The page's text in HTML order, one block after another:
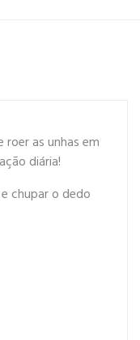
as unhas em
diária!
chupar o dedo